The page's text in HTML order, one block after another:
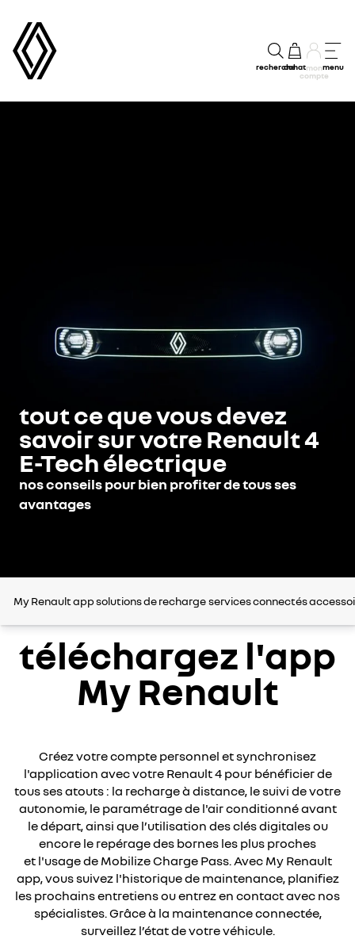
rechercheachatmon
compte
menu
tout ce que vous devez
savoir sur votre Renault 4
E-Tech électrique
nos conseils pour bien profiter de tous ses
avantages
My Renault appsolutions de rechargeservices connectés
téléchargez l'app
My Renault
Créez votre compte personnel et synchronisez
l'application avec votre Renault 4 pour bénéficier de
tous ses atouts : la recharge à distance, le suivi de votre
autonomie, le paramétrage de l'air conditionné avant
le départ, ainsi que l’utilisation des clés digitales ou
encore le repérage des bornes les plus proches
et l'usage de Mobilize Charge Pass. Avec My Renault
app, vous suivez l'historique de maintenance, planifiez
les prochains entretiens ou entrez en contact avec nos
spécialistes. Grâce à la maintenance connectée,
surveillez l’état de votre véhicule​.